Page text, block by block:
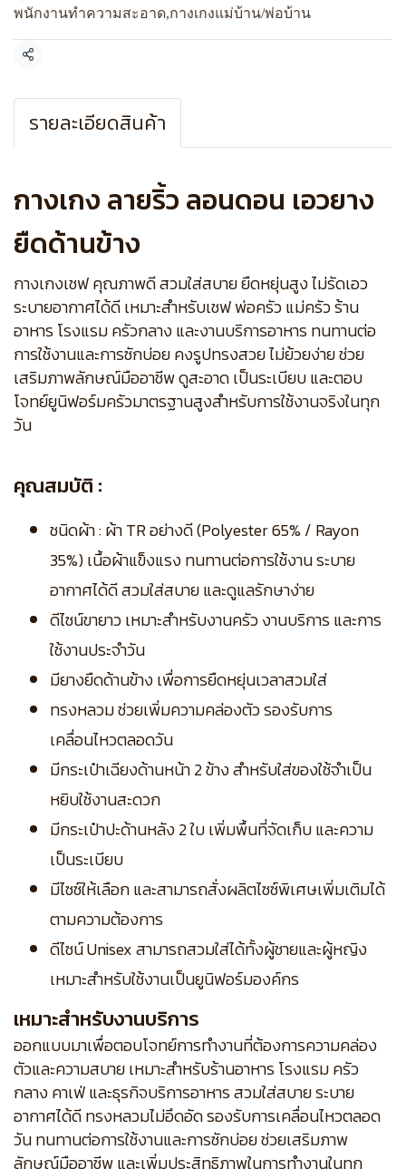
พนักงานทำความสะอาด,กางเกงแม่บ้าน/พ่อบ้าน
แชร์
รายละเอียดสินค้า
กางเกง ลายริ้ว ลอนดอน เอวยาง
ยืดด้านข้าง
กางเกงเชฟ คุณภาพดี สวมใส่สบาย ยืดหยุ่นสูง ไม่รัดเอว
ระบายอากาศได้ดี เหมาะสำหรับเชฟ พ่อครัว แม่ครัว ร้าน
อาหาร โรงแรม ครัวกลาง และงานบริการอาหาร ทนทานต่อ
การใช้งานและการซักบ่อย คงรูปทรงสวย ไม่ย้วยง่าย ช่วย
เสริมภาพลักษณ์มืออาชีพ ดูสะอาด เป็นระเบียบ และตอบ
โจทย์ยูนิฟอร์มครัวมาตรฐานสูงสำหรับการใช้งานจริงในทุก
วัน
คุณสมบัติ :
ชนิดผ้า : ผ้า TR อย่างดี (Polyester 65% / Rayon
35%) เนื้อผ้าแข็งแรง ทนทานต่อการใช้งาน ระบาย
อากาศได้ดี สวมใส่สบาย และดูแลรักษาง่าย
ดีไซน์ขายาว เหมาะสำหรับงานครัว งานบริการ และการ
ใช้งานประจำวัน
มียางยืดด้านข้าง เพื่อการยืดหยุ่นเวลาสวมใส่
ทรงหลวม ช่วยเพิ่มความคล่องตัว รองรับการ
เคลื่อนไหวตลอดวัน
มีกระเป๋าเฉียงด้านหน้า 2 ข้าง สำหรับใส่ของใช้จำเป็น
หยิบใช้งานสะดวก
มีกระเป๋าปะด้านหลัง 2 ใบ เพิ่มพื้นที่จัดเก็บ และความ
เป็นระเบียบ
มีไซซ์ให้เลือก และสามารถสั่งผลิตไซซ์พิเศษเพิ่มเติมได้
ตามความต้องการ
ดีไซน์ Unisex สามารถสวมใส่ได้ทั้งผู้ชายและผู้หญิง
เหมาะสำหรับใช้งานเป็นยูนิฟอร์มองค์กร
เหมาะสำหรับงานบริการ
ออกแบบมาเพื่อตอบโจทย์การทำงานที่ต้องการความคล่อง
ตัวและความสบาย เหมาะสำหรับร้านอาหาร โรงแรม ครัว
กลาง คาเฟ่ และธุรกิจบริการอาหาร สวมใส่สบาย ระบาย
อากาศได้ดี ทรงหลวมไม่อึดอัด รองรับการเคลื่อนไหวตลอด
วัน ทนทานต่อการใช้งานและการซักบ่อย ช่วยเสริมภาพ
ลักษณ์มืออาชีพ และเพิ่มประสิทธิภาพในการทำงานในทุก